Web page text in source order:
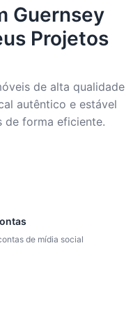
Guernsey
Projetos
de alta qualidade
autêntico e estável
de forma eficiente.
de mídia social